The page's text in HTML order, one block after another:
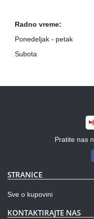
Radno vreme:
Ponedeljak - petak
Subota
Pratite nas
STRANICE
Sve o kupovini
KONTAKTIRAJTE NAS